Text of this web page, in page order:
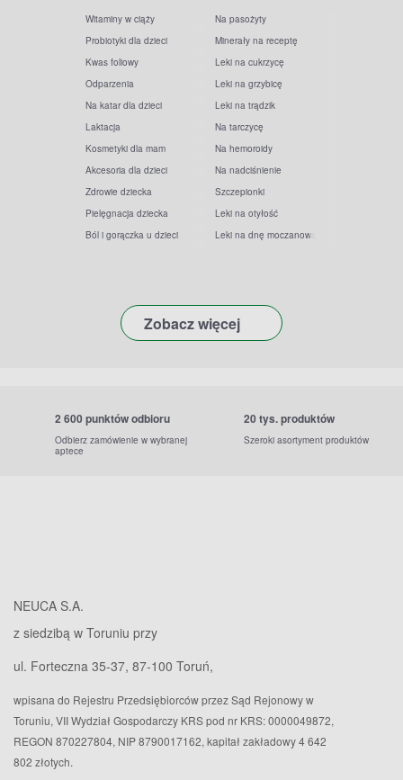
Witaminy w ciąży
Probiotyki dla dzieci
Kwas foliowy
Odparzenia
Na katar dla dzieci
Laktacja
Kosmetyki dla mam
Akcesoria dla dzieci
Zdrowie dziecka
Pielęgnacja dziecka
Ból i gorączka u dzieci
Na pasożyty
Minerały na receptę
Leki na cukrzycę
Leki na grzybicę
Leki na trądzik
Na tarczycę
Na hemoroidy
Na nadciśnienie
Szczepionki
Leki na otyłość
Leki na dnę moczanową
Zobacz więcej
2 600 punktów odbioru
Odbierz zamówienie w wybranej
aptece
20 tys. produktów
Szeroki asortyment produktów
NEUCA S.A.
z siedzibą w Toruniu przy
ul. Forteczna 35-37, 87-100 Toruń,
wpisana do Rejestru Przedsiębiorców przez Sąd Rejonowy w
Toruniu, VII Wydział Gospodarczy KRS pod nr KRS: 0000049872,
REGON 870227804, NIP 8790017162, kapitał zakładowy 4 642
802 złotych.